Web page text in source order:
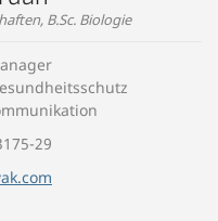
B.Sc. Biologie
29